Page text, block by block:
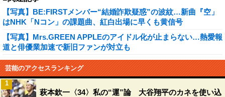
【写真】BE:FIRSTメンバー“結婚詐欺疑惑”の波紋…新曲『空」
はNHK「Nコン」の課題曲、紅白出場に早くも黄信号
【写真】Mrs.GREEN APPLEのアイドル化が止まらない…熱愛報
道と俳優業加速で新旧ファンが対立も
芸能のアクセスランキング
萩本欽一〈34〉私の“運”論 大谷翔平のカネを使い込
1